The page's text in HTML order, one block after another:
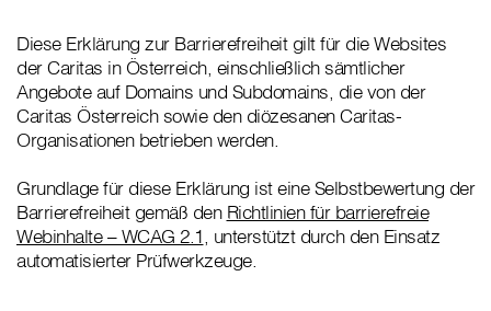
Diese Erklärung zur Barrierefreiheit gilt für die Websites
der Caritas in Österreich, einschließlich sämtlicher
Angebote auf Domains und Subdomains, die von der
Caritas Österreich sowie den diözesanen Caritas-
Organisationen betrieben werden.
Grundlage für diese Erklärung ist eine Selbstbewertung der
Barrierefreiheit gemäß den Richtlinien für barrierefreie
Webinhalte – WCAG 2.1, unterstützt durch den Einsatz
automatisierter Prüfwerkzeuge.